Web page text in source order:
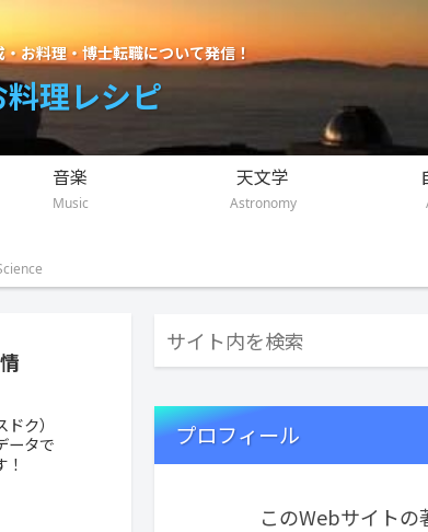
お料理・博士転職について発信！
理レシピ
音楽
Music
天文学
Astronomy
ク）
ータで
プロフィール
このWebサイトの